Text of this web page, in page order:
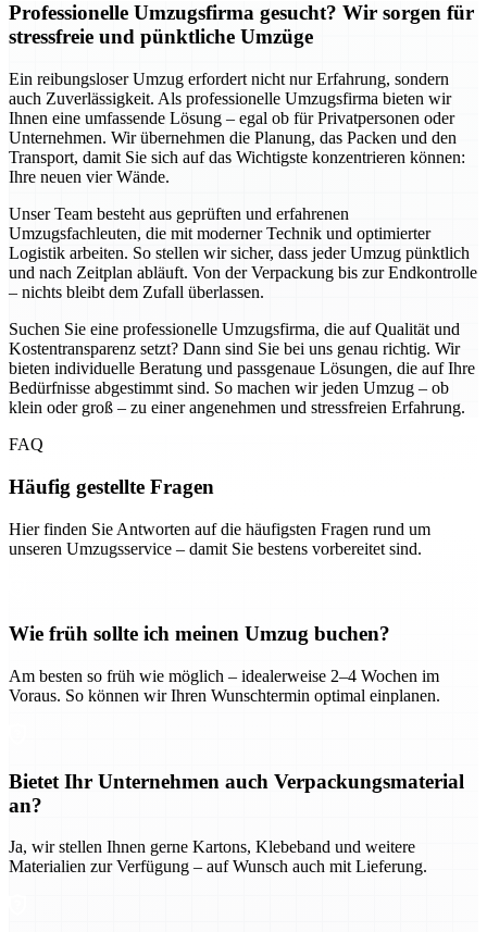
Professionelle Umzugsfirma gesucht? Wir sorgen für
stressfreie und pünktliche Umzüge
Ein reibungsloser Umzug erfordert nicht nur Erfahrung, sondern
auch Zuverlässigkeit. Als professionelle Umzugsfirma bieten wir
Ihnen eine umfassende Lösung – egal ob für Privatpersonen oder
Unternehmen. Wir übernehmen die Planung, das Packen und den
Transport, damit Sie sich auf das Wichtigste konzentrieren können:
Ihre neuen vier Wände.
Unser Team besteht aus geprüften und erfahrenen
Umzugsfachleuten, die mit moderner Technik und optimierter
Logistik arbeiten. So stellen wir sicher, dass jeder Umzug pünktlich
und nach Zeitplan abläuft. Von der Verpackung bis zur Endkontrolle
– nichts bleibt dem Zufall überlassen.
Suchen Sie eine professionelle Umzugsfirma, die auf Qualität und
Kostentransparenz setzt? Dann sind Sie bei uns genau richtig. Wir
bieten individuelle Beratung und passgenaue Lösungen, die auf Ihre
Bedürfnisse abgestimmt sind. So machen wir jeden Umzug – ob
klein oder groß – zu einer angenehmen und stressfreien Erfahrung.
FAQ
Häufig gestellte Fragen
Hier finden Sie Antworten auf die häufigsten Fragen rund um
unseren Umzugsservice – damit Sie bestens vorbereitet sind.
Wie früh sollte ich meinen Umzug buchen?
Am besten so früh wie möglich – idealerweise 2–4 Wochen im
Voraus. So können wir Ihren Wunschtermin optimal einplanen.
Bietet Ihr Unternehmen auch Verpackungsmaterial
an?
Ja, wir stellen Ihnen gerne Kartons, Klebeband und weitere
Materialien zur Verfügung – auf Wunsch auch mit Lieferung.